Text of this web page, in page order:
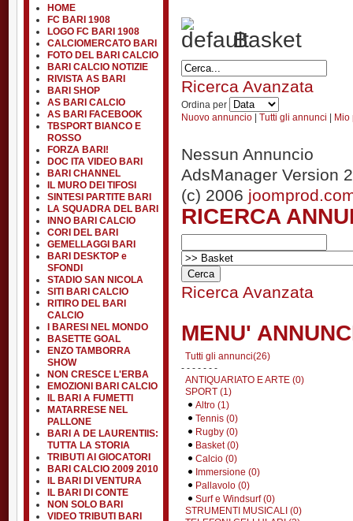
HOME
FC BARI 1908
LOGO FC BARI 1908
CALCIOMERCATO BARI
FOTO DEL BARI CALCIO
BARI CALCIO NOTIZIE
RIVISTA AS BARI
BARI SHOP
AS BARI CALCIO
AS BARI FACEBOOK
TBSPORT BIANCO E
ROSSO
FORZA BARI!
DOC ITA VIDEO BARI
BARI CHANNEL
IL MURO DEI TIFOSI
SINTESI PARTITE BARI
LA SQUADRA DEL BARI
INNO BARI CALCIO
CORI DEL BARI
GEMELLAGGI BARI
BARI DESKTOP e
SFONDI
STADIO SAN NICOLA
SITI BARI CALCIO
RITIRO DEL BARI
CALCIO
I BARESI NEL MONDO
BASETTE GOAL
ENZO TAMBORRA
SHOW
NON CRESCE L'ERBA
EMOZIONI BARI CALCIO
IL BARI A FUMETTI
MATARRESE NEL
PALLONE
BARI A DE LAURENTIIS:
TUTTA LA STORIA
TRIBUTI AI GIOCATORI
BARI CALCIO 2009 2010
IL BARI DI VENTURA
IL BARI DI CONTE
NON SOLO BARI
VIDEO TRIBUTI BARI
Basket
Ricerca Avanzata
Ordina per
Nuovo annuncio | Tutti gli annunci | Mio
Nessun Annuncio
AdsManager Version
(c) 2006
RICERCA
Ricerca Avanzata
MENU'
Tutti gli annunci(26)
- - - - - - -
ANTIQUARIATO E ARTE (0)
SPORT (1)
Altro (1)
Tennis (0)
Rugby (0)
Basket (0)
Calcio (0)
Immersione (0)
Pallavolo (0)
Surf e Windsurf (0)
STRUMENTI MUSICALI (0)